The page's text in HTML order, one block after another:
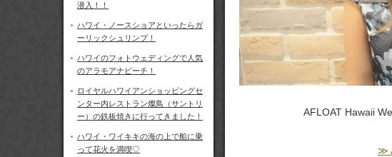
潜入！！
ハワイ・ノースショアといったらガ
ーリックシュリンプ！
ハワイのフォトウェディングで人気
のアラモアナビーチ！
ロイヤルハワイアンショッピングセ
ンター内レストラン燦鳥（サントリ
ー）の鉄板焼きに行ってきました！
ハワイ・ワイキキの海の上で船に乗
って花火を満喫♡
AFLOAT Hawaii
≫